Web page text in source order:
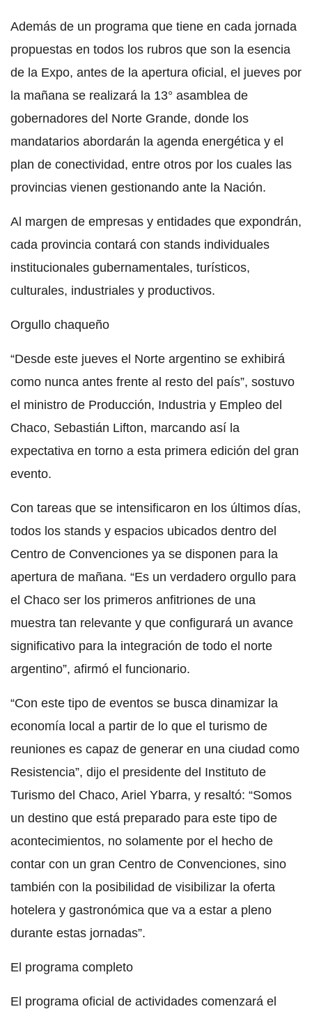
Además de un programa que tiene en cada jornada
propuestas en todos los rubros que son la esencia
de la Expo, antes de la apertura oficial, el jueves por
la mañana se realizará la 13° asamblea de
gobernadores del Norte Grande, donde los
mandatarios abordarán la agenda energética y el
plan de conectividad, entre otros por los cuales las
provincias vienen gestionando ante la Nación.
Al margen de empresas y entidades que expondrán,
cada provincia contará con stands individuales
institucionales gubernamentales, turísticos,
culturales, industriales y productivos.
Orgullo chaqueño
“Desde este jueves el Norte argentino se exhibirá
como nunca antes frente al resto del país”, sostuvo
el ministro de Producción, Industria y Empleo del
Chaco, Sebastián Lifton, marcando así la
expectativa en torno a esta primera edición del gran
evento.
Con tareas que se intensificaron en los últimos días,
todos los stands y espacios ubicados dentro del
Centro de Convenciones ya se disponen para la
apertura de mañana. “Es un verdadero orgullo para
el Chaco ser los primeros anfitriones de una
muestra tan relevante y que configurará un avance
significativo para la integración de todo el norte
argentino”, afirmó el funcionario.
“Con este tipo de eventos se busca dinamizar la
economía local a partir de lo que el turismo de
reuniones es capaz de generar en una ciudad como
Resistencia”, dijo el presidente del Instituto de
Turismo del Chaco, Ariel Ybarra, y resaltó: “Somos
un destino que está preparado para este tipo de
acontecimientos, no solamente por el hecho de
contar con un gran Centro de Convenciones, sino
también con la posibilidad de visibilizar la oferta
hotelera y gastronómica que va a estar a pleno
durante estas jornadas”.
El programa completo
El programa oficial de actividades comenzará el